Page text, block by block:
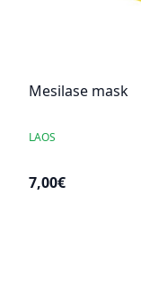
Mesilase mask
LAOS
7,00€